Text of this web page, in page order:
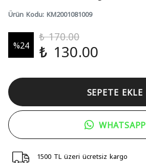
Ürün Kodu: KM2001081009
%24
₺ 170.00
₺ 130.00
SEPETE EKLE
WHATSAPP
1500 TL üzeri ücretsiz kargo